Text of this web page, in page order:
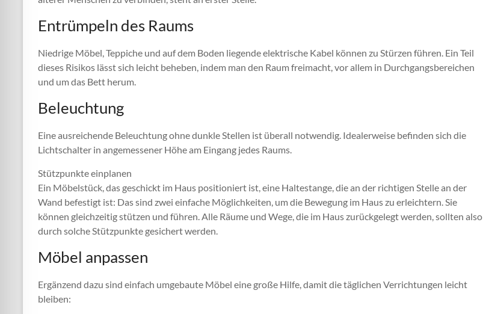
Entrümpeln des Raums
Niedrige Möbel, Teppiche und auf dem Boden liegende elektrische Kabel können zu Stürzen führen. Ein Teil
dieses Risikos lässt sich leicht beheben, indem man den Raum freimacht, vor allem in Durchgangsbereichen
und um das Bett herum.
Beleuchtung
Eine ausreichende Beleuchtung ohne dunkle Stellen ist überall notwendig. Idealerweise befinden sich die
Lichtschalter in angemessener Höhe am Eingang jedes Raums.
Stützpunkte einplanen
Ein Möbelstück, das geschickt im Haus positioniert ist, eine Haltestange, die an der richtigen Stelle an der
Wand befestigt ist: Das sind zwei einfache Möglichkeiten, um die Bewegung im Haus zu erleichtern. Sie
können gleichzeitig stützen und führen. Alle Räume und Wege, die im Haus zurückgelegt werden, sollten also
durch solche Stützpunkte gesichert werden.
Möbel anpassen
Ergänzend dazu sind einfach umgebaute Möbel eine große Hilfe, damit die täglichen Verrichtungen leicht
bleiben: